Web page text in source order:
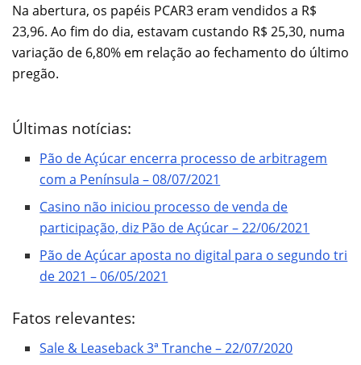
Na abertura, os papéis PCAR3 eram vendidos a R$
23,96. Ao fim do dia, estavam custando R$ 25,30, numa
variação de 6,80% em relação ao fechamento do último
pregão.
Últimas notícias:
Pão de Açúcar encerra processo de arbitragem
com a Península – 08/07/2021
Casino não iniciou processo de venda de
participação, diz Pão de Açúcar – 22/06/2021
Pão de Açúcar aposta no digital para o segundo tri
de 2021 – 06/05/2021
Fatos relevantes:
Sale & Leaseback 3ª Tranche – 22/07/2020